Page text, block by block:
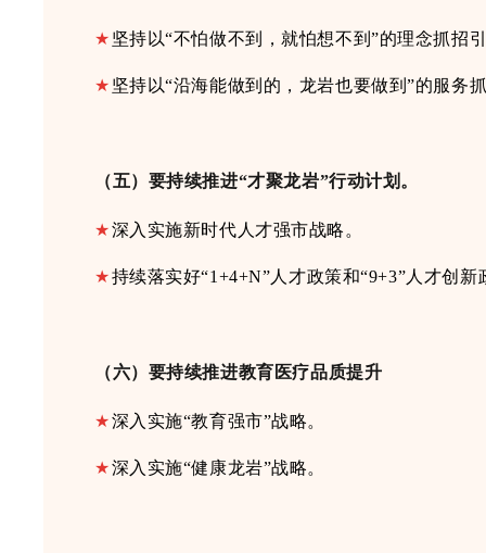
★ 坚持以“不怕做不到，就怕想不到”的理念抓招
★ 坚持以“沿海能做到的，龙岩也要做到”的服务
（五）要持续推进“才聚龙岩”行动计划。
★深入实施新时代人才强市战略。
★持续落实好“1+4+N”人才政策和“9+3”人才创新
（六）要持续推进教育医疗品质提升
★深入 实施“教育强市”战略。
★深入 实施“健康龙岩”战略。